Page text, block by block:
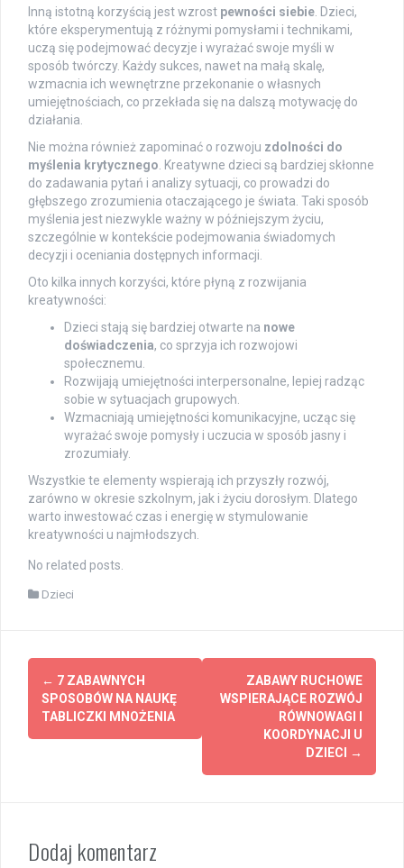
Inną istotną korzyścią jest wzrost pewności siebie. Dzieci,
które eksperymentują z różnymi pomysłami i technikami,
uczą się podejmować decyzje i wyrażać swoje myśli w
sposób twórczy. Każdy sukces, nawet na małą skalę,
wzmacnia ich wewnętrzne przekonanie o własnych
umiejętnościach, co przekłada się na dalszą motywację do
działania.
Nie można również zapominać o rozwoju zdolności do
myślenia krytycznego. Kreatywne dzieci są bardziej skłonne
do zadawania pytań i analizy sytuacji, co prowadzi do
głębszego zrozumienia otaczającego je świata. Taki sposób
myślenia jest niezwykle ważny w późniejszym życiu,
szczególnie w kontekście podejmowania świadomych
decyzji i oceniania dostępnych informacji.
Oto kilka innych korzyści, które płyną z rozwijania
kreatywności:
Dzieci stają się bardziej otwarte na nowe
doświadczenia, co sprzyja ich rozwojowi
społecznemu.
Rozwijają umiejętności interpersonalne, lepiej radząc
sobie w sytuacjach grupowych.
Wzmacniają umiejętności komunikacyjne, ucząc się
wyrażać swoje pomysły i uczucia w sposób jasny i
zrozumiały.
Wszystkie te elementy wspierają ich przyszły rozwój,
zarówno w okresie szkolnym, jak i życiu dorosłym. Dlatego
warto inwestować czas i energię w stymulowanie
kreatywności u najmłodszych.
No related posts.
Dzieci
Post
navigation
← 7 ZABAWNYCH
SPOSOBÓW NA NAUKĘ
TABLICZKI MNOŻENIA
ZABAWY RUCHOWE
WSPIERAJĄCE ROZWÓJ
RÓWNOWAGI I
KOORDYNACJI U
DZIECI
→
Dodaj komentarz